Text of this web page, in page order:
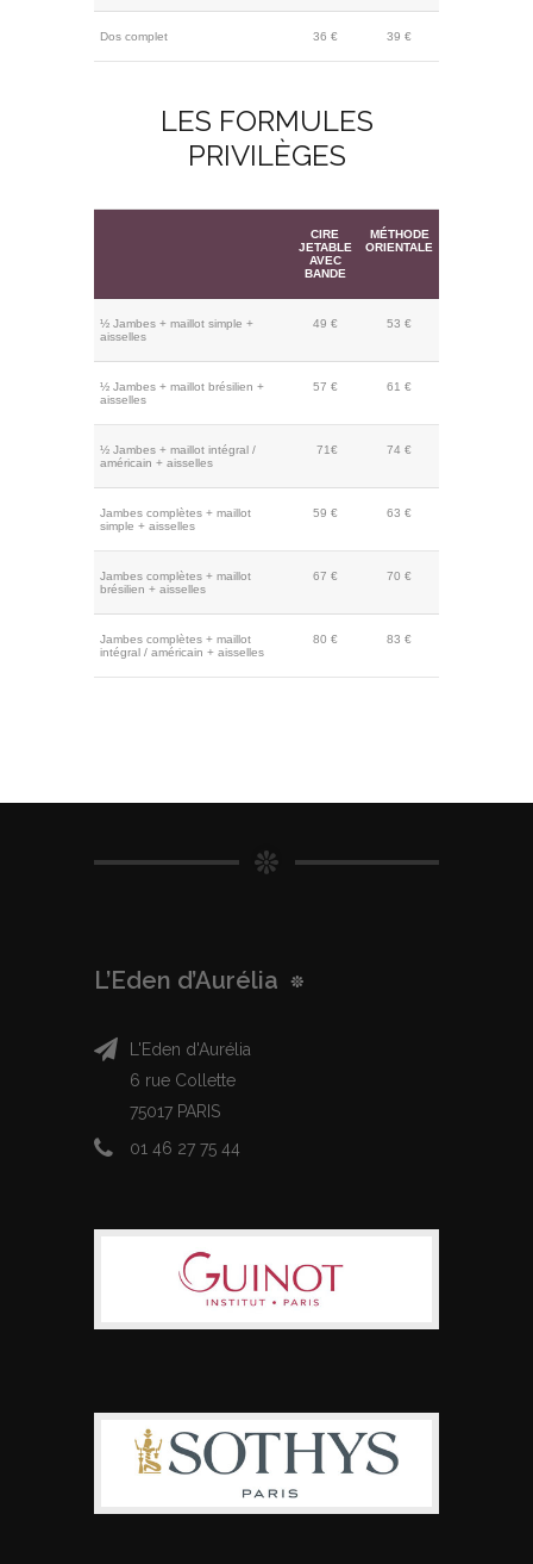
Dos complet 36 € 39 €
LES FORMULES
PRIVILÈGES
CIRE
JETABLE
AVEC
BANDE
MÉTHODE
ORIENTALE
½ Jambes + maillot simple +
aisselles
49 € 53 €
½ Jambes + maillot brésilien +
aisselles
57 € 61 €
½ Jambes + maillot intégral /
américain + aisselles
71€ 74 €
Jambes complètes + maillot
simple + aisselles
59 € 63 €
Jambes complètes + maillot
brésilien + aisselles
67 € 70 €
Jambes complètes + maillot
intégral / américain + aisselles
80 € 83 €
L’Eden d’Aurélia
L'Eden d'Aurélia
6 rue Collette
75017 PARIS
01 46 27 75 44